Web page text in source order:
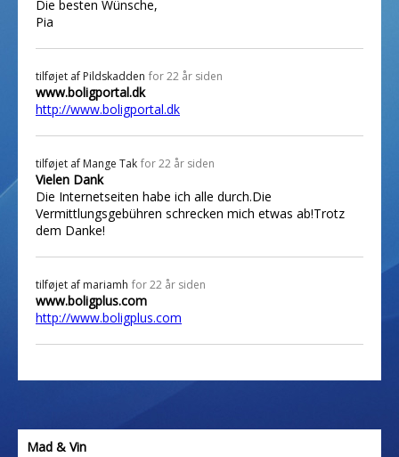
Die besten Wünsche,
Pia
tilføjet af Pildskadden for 22 år siden
www.boligportal.dk
http://www.boligportal.dk
tilføjet af Mange Tak for 22 år siden
Vielen Dank
Die Internetseiten habe ich alle durch.Die
Vermittlungsgebühren schrecken mich etwas ab!Trotz
dem Danke!
tilføjet af mariamh for 22 år siden
www.boligplus.com
http://www.boligplus.com
Mad & Vin